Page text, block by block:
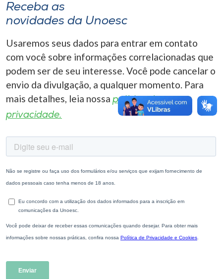
Selecione
o idioma
A+
Receba as
novidades da Unoesc
Usaremos seus dados para entrar em contato
com você sobre informações correlacionadas que
podem ser de seu interesse. Você pode cancelar o
envio da divulgação, a qualquer momento. Para
mais detalhes, leia nossa política de
privacidade.